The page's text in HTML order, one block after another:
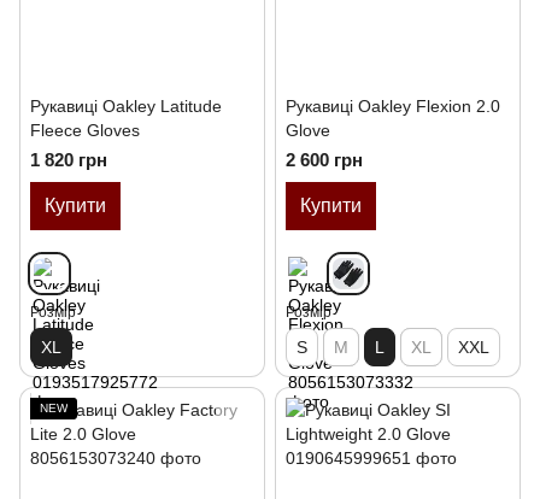
Рукавиці Oakley Latitude
Fleece Gloves
1 820 грн
Купити
Розмір
XL
Рукавиці Oakley Flexion 2.0
Glove
2 600 грн
Купити
Розмір
S M L XL XXL
NEW